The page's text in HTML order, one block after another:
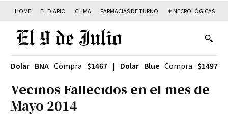
HOME EL DIARIO CLIMA FARMACIAS DE TURNO ✟ NECROLÓGICAS
Dolar BNACompra $1467| Dolar BlueCompra $1497
Vecinos Fallecidos en el mes de
Mayo 2014